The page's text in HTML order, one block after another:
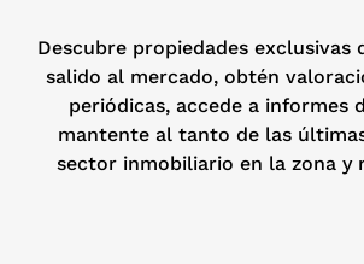
Descubre propiedades exclusivas
salido al mercado, obtén
periódicas, accede a informes
mantente al tanto de las
sector inmobiliario en la zona y